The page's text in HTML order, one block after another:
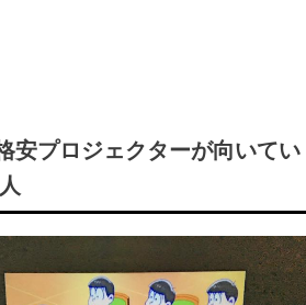
安プロジェクターが向いてい